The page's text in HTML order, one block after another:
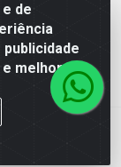
de
melhorar a
LTDA -
- Oeiras/PI
50